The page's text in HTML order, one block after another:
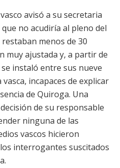
avisó a su secretaria
no acudiría al pleno del
menos de 30
muy ajustada y, a partir de
instaló entre sus nueve
incapaces de explicar
de Quiroga. Una
de su responsable
ninguna de las
vascos hicieron
interrogantes suscitados